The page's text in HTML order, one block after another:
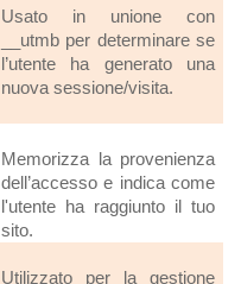
Usato in unione con
__utmb per determinare se
l’utente ha generato una
nuova sessione/visita.
Memorizza la provenienza
dell’accesso e indica come
l'utente ha raggiunto il tuo
sito.
Utilizzato per la gestione